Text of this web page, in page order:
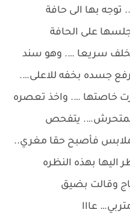
بها الى حافة
على الحافة
سريعا …. وهو سند
جسده بخفه للاعلى….
خاصتها …. واخذ تعصره
يتفحص
فأصبح حقا مغري..
اليها بهذه النظره
وقالت بضيق
عااا